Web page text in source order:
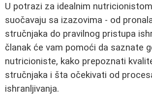
U potrazi za idealnim
suočavaju sa izazovima - od
stručnjaka do pravilnog pristupa
članak će vam pomoći da saznate
nutricioniste, kako prepoznati
stručnjaka i šta očekivati od
ishranljivanja.